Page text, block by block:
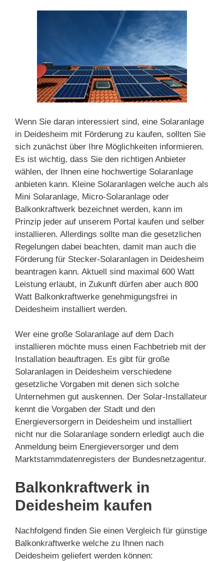
Wenn Sie daran interessiert sind, eine Solaranlage
in Deidesheim mit Förderung zu kaufen, sollten Sie
sich zunächst über Ihre Möglichkeiten informieren.
Es ist wichtig, dass Sie den richtigen Anbieter
wählen, der Ihnen eine hochwertige Solaranlage
anbieten kann. Kleine Solaranlagen welche auch als
Mini Solaranlage, Micro-Solaranlage oder
Balkonkraftwerk bezeichnet werden, kann im
Prinzip jeder auf unserem Portal kaufen und selber
installieren. Allerdings sollte man die gesetzlichen
Regelungen dabei beachten, damit man auch die
Förderung für Stecker-Solaranlagen in Deidesheim
beantragen kann. Aktuell sind maximal 600 Watt
Leistung erlaubt, in Zukunft dürfen aber auch 800
Watt Balkonkraftwerke genehmigungsfrei in
Deidesheim installiert werden.
Wer eine große Solaranlage auf dem Dach
installieren möchte muss einen Fachbetrieb mit der
Installation beauftragen. Es gibt für große
Solaranlagen in Deidesheim verschiedene
gesetzliche Vorgaben mit denen sich solche
Unternehmen gut auskennen. Der Solar-Installateur
kennt die Vorgaben der Stadt und den
Energieversorgern in Deidesheim und installiert
nicht nur die Solaranlage sondern erledigt auch die
Anmeldung beim Energieversorger und dem
Marktstammdatenregisters der Bundesnetzagentur.
Balkonkraftwerk in
Deidesheim kaufen
Nachfolgend finden Sie einen Vergleich für günstige
Balkonkraftwerke welche zu Ihnen nach
Deidesheim geliefert werden können: